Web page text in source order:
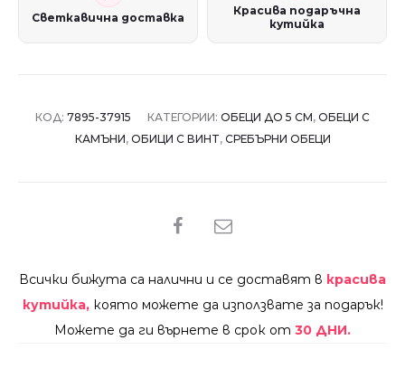
Светкавична доставка
Красива подаръчна
кутийка
КОД: 7895-37915 КАТЕГОРИИ: ОБЕЦИ ДО 5 СМ, ОБЕЦИ С
КАМЪНИ, ОБИЦИ С ВИНТ, СРЕБЪРНИ ОБЕЦИ
SHARE
Всички бижута са налични и се доставят в красива
кутийка, която можете да използвате за подарък!
Можете да ги върнете в срок от 30 ДНИ.